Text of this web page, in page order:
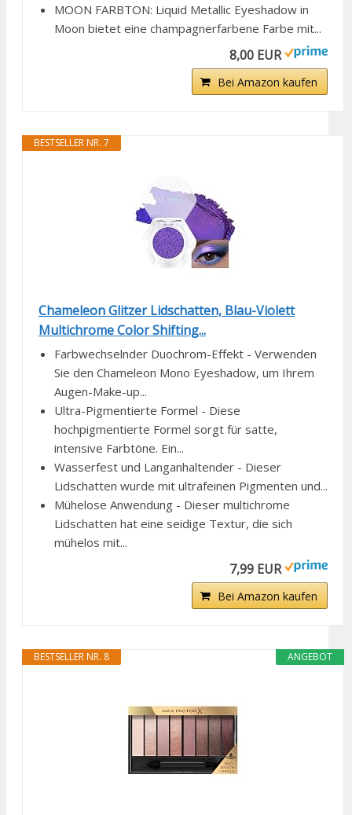
MOON FARBTON: Liquid Metallic Eyeshadow in
Moon bietet eine champagnerfarbene Farbe mit...
8,00 EUR
Bei Amazon kaufen
BESTSELLER NR. 7
Chameleon Glitzer Lidschatten, Blau-Violett
Multichrome Color Shifting...
Farbwechselnder Duochrom-Effekt - Verwenden
Sie den Chameleon Mono Eyeshadow, um Ihrem
Augen-Make-up...
Ultra-Pigmentierte Formel - Diese
hochpigmentierte Formel sorgt für satte,
intensive Farbtöne. Ein...
Wasserfest und Langanhaltender - Dieser
Lidschatten wurde mit ultrafeinen Pigmenten und...
Mühelose Anwendung - Dieser multichrome
Lidschatten hat eine seidige Textur, die sich
mühelos mit...
7,99 EUR
Bei Amazon kaufen
ANGEBOT
BESTSELLER NR. 8